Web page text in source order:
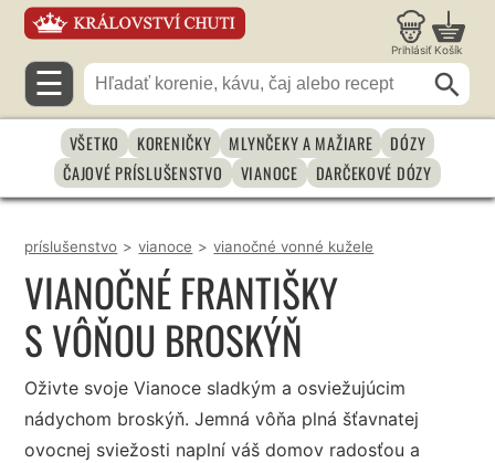
Prihlásiť Košík
☰
VŠETKO KORENIČKY MLYNČEKY A MAŽIARE
DÓZY
ČAJOVÉ PRÍSLUŠENSTVO
VIANOCE DARČEKOVÉ DÓZY
príslušenstvo > vianoce > vianočné vonné kužele
VIANOČNÉ FRANTIŠKY
S VÔŇOU BROSKÝŇ
Oživte svoje Vianoce sladkým a osviežujúcim
nádychom broskýň. Jemná vôňa plná šťavnatej
ovocnej sviežosti naplní váš domov radosťou a